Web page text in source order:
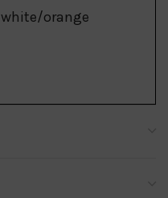
white/orange